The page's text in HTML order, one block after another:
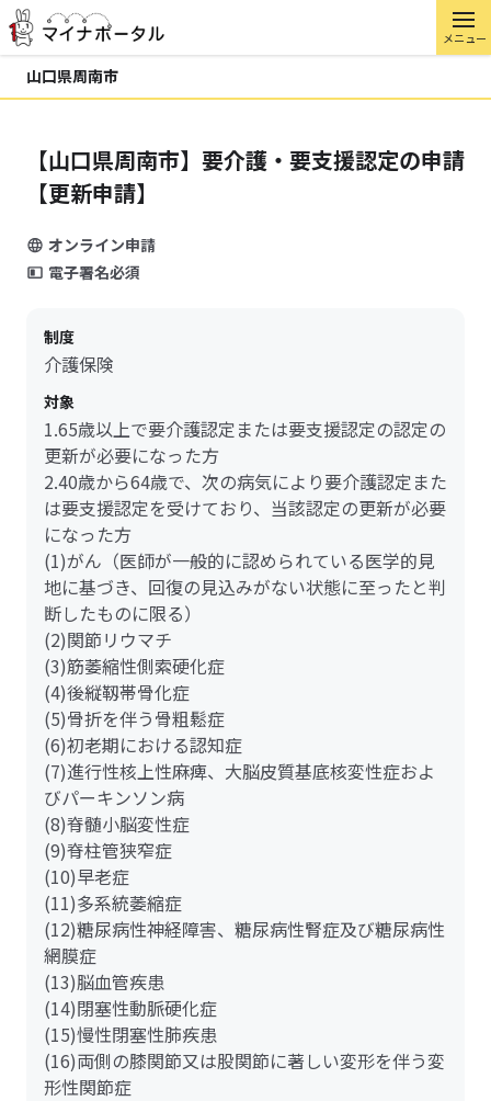
メニュー
山口県周南市
【山口県周南市】要介護・要支援認定の申請
【更新申請】
オンライン申請
電子署名必須
制度
介護保険
対象
1.65歳以上で要介護認定または要支援認定の認定の
更新が必要になった方
2.40歳から64歳で、次の病気により要介護認定また
は要支援認定を受けており、当該認定の更新が必要
になった方
(1)がん（医師が一般的に認められている医学的見
地に基づき、回復の見込みがない状態に至ったと判
断したものに限る）
(2)関節リウマチ
(3)筋萎縮性側索硬化症
(4)後縦靱帯骨化症
(5)骨折を伴う骨粗鬆症
(6)初老期における認知症
(7)進行性核上性麻痺、大脳皮質基底核変性症およ
びパーキンソン病
(8)脊髄小脳変性症
(9)脊柱管狭窄症
(10)早老症
(11)多系統萎縮症
(12)糖尿病性神経障害、糖尿病性腎症及び糖尿病性
網膜症
(13)脳血管疾患
(14)閉塞性動脈硬化症
(15)慢性閉塞性肺疾患
(16)両側の膝関節又は股関節に著しい変形を伴う変
形性関節症